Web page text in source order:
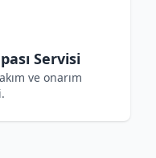
Servisi
ve onarım